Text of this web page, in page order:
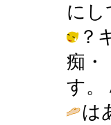
にし
？
痴・
す。
は